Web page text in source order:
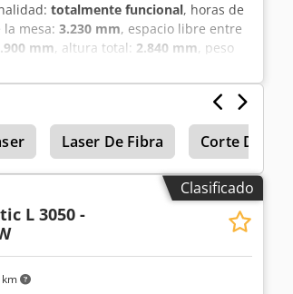
totalmente funcional, horas de
mesa: 3.230 mm, espacio libre entre
mm, altura total: 2.840 mm, peso
venta una plegadora CNC Trumpf
Nd I Repfx Acler Tope trasero de
Willa, Utillaje incluido, valor aprox.
3m - seccionada, 80mm - 515mm
para chapas gruesas altura
Laser De Fibra Corte Del
Clasificado
L 3050 -